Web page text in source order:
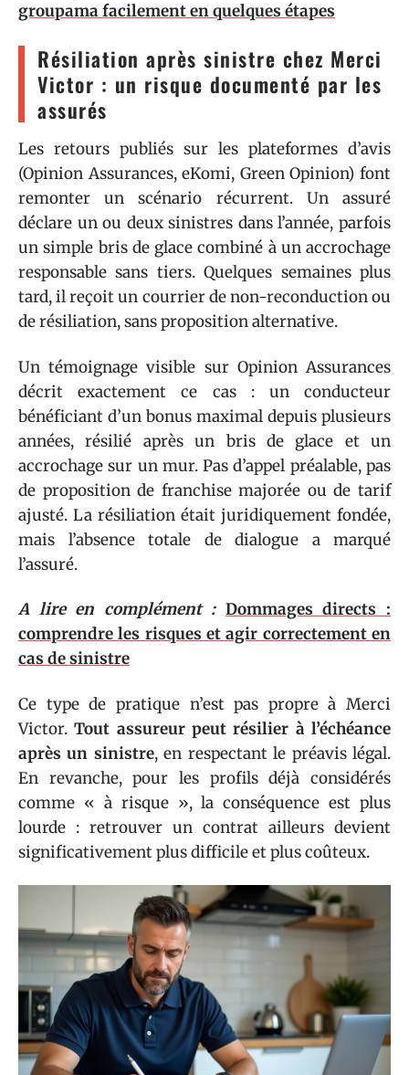
groupama facilement en quelques étapes
Résiliation après sinistre chez Merci
Victor : un risque documenté par les
assurés
Les retours publiés sur les plateformes d’avis
(Opinion Assurances, eKomi, Green Opinion) font
remonter un scénario récurrent. Un assuré
déclare un ou deux sinistres dans l’année, parfois
un simple bris de glace combiné à un accrochage
responsable sans tiers. Quelques semaines plus
tard, il reçoit un courrier de non-reconduction ou
de résiliation, sans proposition alternative.
Un témoignage visible sur Opinion Assurances
décrit exactement ce cas : un conducteur
bénéficiant d’un bonus maximal depuis plusieurs
années, résilié après un bris de glace et un
accrochage sur un mur. Pas d’appel préalable, pas
de proposition de franchise majorée ou de tarif
ajusté. La résiliation était juridiquement fondée,
mais l’absence totale de dialogue a marqué
l’assuré.
A lire en complément : Dommages directs :
comprendre les risques et agir correctement en
cas de sinistre
Ce type de pratique n’est pas propre à Merci
Victor.Tout assureur peut résilier à l’échéance
après un sinistre, en respectant le préavis légal.
En revanche, pour les profils déjà considérés
comme « à risque », la conséquence est plus
lourde : retrouver un contrat ailleurs devient
significativement plus difficile et plus coûteux.